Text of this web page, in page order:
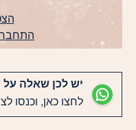
יש לכן שאלה
לחצו כאן, וכנסו